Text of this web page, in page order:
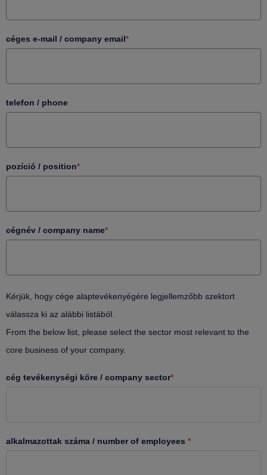
céges e-mail / company email*
telefon / phone
pozíció / position*
cégnév / company name*
Kérjük, hogy cége alaptevékenyégére legjellemzőbb szektort
válassza ki az alábbi listából.
From the below list, please select the sector most relevant to the
core business of your company.
cég tevékenységi köre / company sector*
alkalmazottak száma / number of employees *